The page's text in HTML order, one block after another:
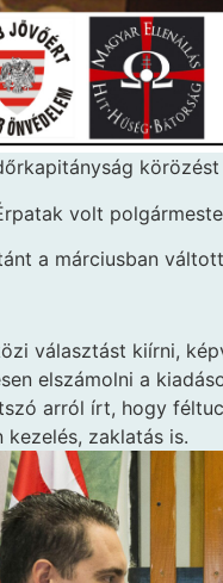
körözést
volt
a márciusban
választást kiírni,
elszámolni a
arról írt, hogy
kezelés, zaklatás is.